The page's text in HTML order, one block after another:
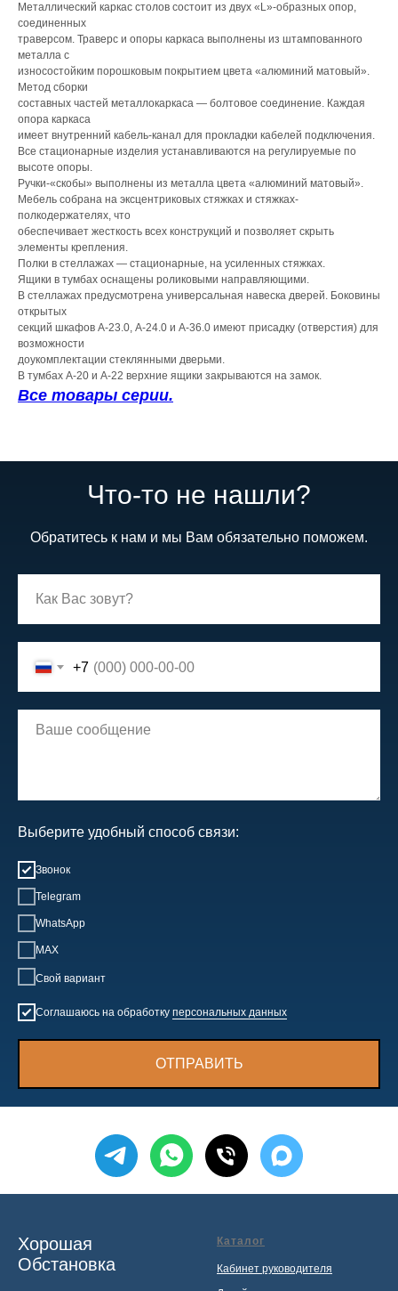
Металлический каркас столов состоит из двух «L»-образных опор,
соединенных
траверсом. Траверс и опоры каркаса выполнены из штампованного
металла с
износостойким порошковым покрытием цвета «алюминий матовый».
Метод сборки
составных частей металлокаркаса — болтовое соединение. Каждая
опора каркаса
имеет внутренний кабель-канал для прокладки кабелей подключения.
Все стационарные изделия устанавливаются на регулируемые по
высоте опоры.
Ручки-«скобы» выполнены из металла цвета «алюминий матовый».
Мебель собрана на эксцентриковых стяжках и стяжках-
полкодержателях, что
обеспечивает жесткость всех конструкций и позволяет скрыть
элементы крепления.
Полки в стеллажах — стационарные, на усиленных стяжках.
Ящики в тумбах оснащены роликовыми направляющими.
В стеллажах предусмотрена универсальная навеска дверей. Боковины
открытых
секций шкафов А-23.0, А-24.0 и А-36.0 имеют присадку (отверстия) для
возможности
доукомплектации стеклянными дверьми.
В тумбах А-20 и А-22 верхние ящики закрываются на замок.
Все товары серии.
Что-то не нашли?
Обратитесь к нам и мы Вам обязательно поможем.
+7
Выберите удобный способ связи:
Звонок
Telegram
WhatsApp
MAX
Свой вариант
Соглашаюсь на обработку персональных данных
ОТПРАВИТЬ
Хорошая
Обстановка
Каталог
Кабинет руководителя